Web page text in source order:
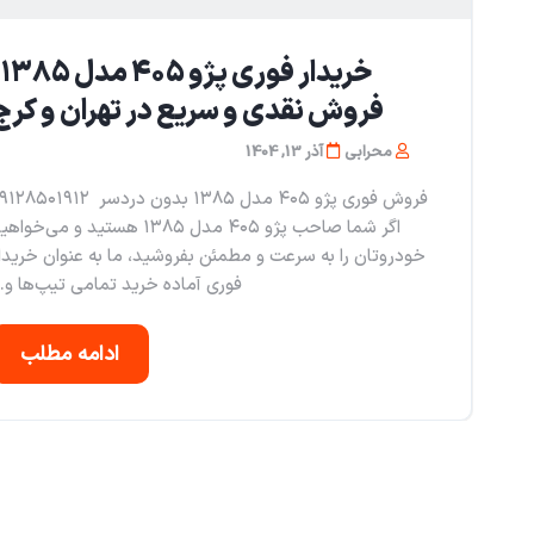
فروش نقدی و سریع در تهران و
محرابی آذر 13, 1404
فروش فوری پژو ۴۰۵ مدل ۱۳۸۵ بدون دردسر
اگر شما صاحب پژو ۴۰۵ مدل ۱۳۸۵ هستید و
خودروتان را به سرعت و مطمئن بفروشید، ما به عنوان
فوری آماده خرید تمامی تیپ‌ها
ادامه مطلب